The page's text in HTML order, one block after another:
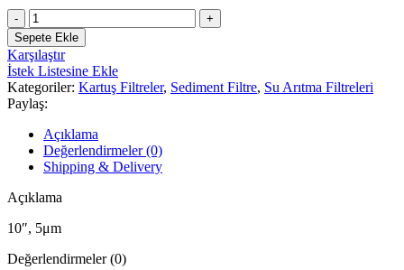
Sediment
Big
Blue
Kartuş
Filtre
adet
Sepete Ekle
Karşılaştır
İstek Listesine Ekle
Kategoriler: Kartuş Filtreler, Sediment Filtre, Su Arıtma Filtreleri
Paylaş:
Açıklama
Değerlendirmeler (0)
Shipping & Delivery
Açıklama
10″, 5μm
Değerlendirmeler (0)